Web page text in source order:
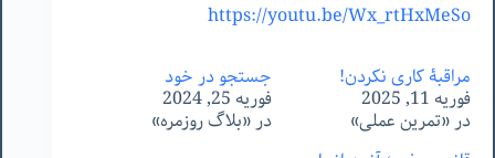
https://youtu.be/Wx_rtHxMeSo
مراقبۀ کاری نکردن!
فوریه 11, 2025
در «تمرین عملی»
جستجو در خود
فوریه 25, 2024
در «بلاگ روزمره»